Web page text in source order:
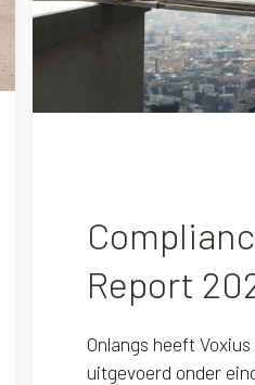
Report
Onlangs heeft
uitgevoerd onder